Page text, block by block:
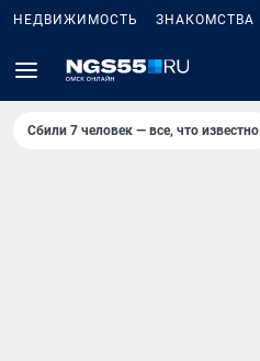
НЕДВИЖИМОСТЬ ЗНАКОМСТВА
Сбили 7 человек — все, что известно